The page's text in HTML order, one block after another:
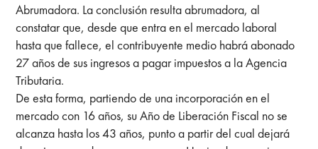
Abrumadora. La conclusión resulta abrumadora, al
constatar que, desde que entra en el mercado laboral
hasta que fallece, el contribuyente medio habrá abonado
27 años de sus ingresos a pagar impuestos a la Agencia
Tributaria.
De esta forma, partiendo de una incorporación en el
mercado con 16 años, su Año de Liberación Fiscal no se
alcanza hasta los 43 años, punto a partir del cual dejará